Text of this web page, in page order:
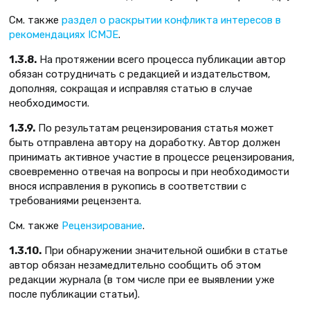
См. также раздел о раскрытии конфликта интересов в
рекомендациях ICMJE.
1.3.8. На протяжении всего процесса публикации автор
обязан сотрудничать с редакцией и издательством,
дополняя, сокращая и исправляя статью в случае
необходимости.
1.3.9. По результатам рецензирования статья может
быть отправлена автору на доработку. Автор должен
принимать активное участие в процессе рецензирования,
своевременно отвечая на вопросы и при необходимости
внося исправления в рукопись в соответствии с
требованиями рецензента.
См. также Рецензирование.
1.3.10. При обнаружении значительной ошибки в статье
автор обязан незамедлительно сообщить об этом
редакции журнала (в том числе при ее выявлении уже
после публикации статьи).